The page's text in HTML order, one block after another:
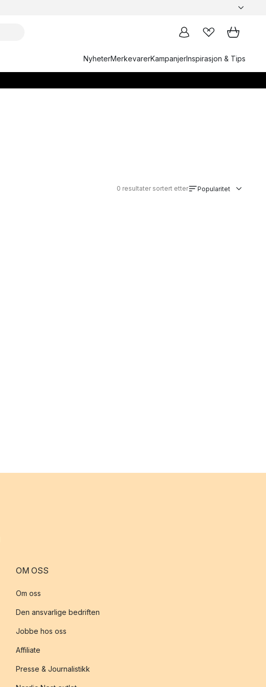
NyheterMerkevarerKampanjerInspirasjon & Tips
0 resultater sortert etter Popularitet
OM OSS
Om oss
Den ansvarlige bedriften
Jobbe hos oss
Affiliate
Presse & Journalistikk